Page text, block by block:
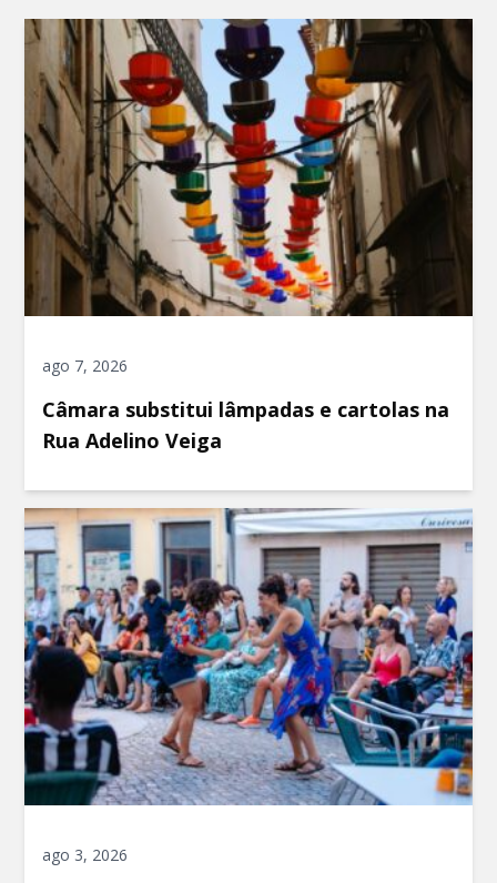
ago 7, 2026
Câmara substitui lâmpadas e cartolas na
Rua Adelino Veiga
ago 3, 2026